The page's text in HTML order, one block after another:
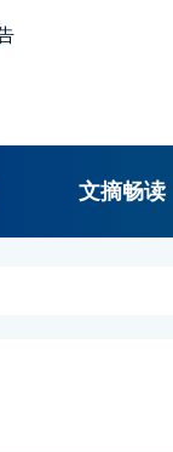
文摘畅读